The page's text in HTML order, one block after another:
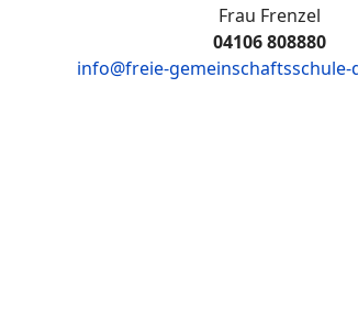
Frau Frenzel
04106 808880
info@freie-